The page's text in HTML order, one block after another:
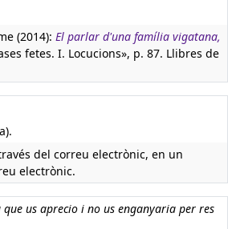
(2014): El parlar d'una família vigatana,
fetes. I. Locucions», p. 87. Llibres de
del correu electrònic, en un
electrònic.
us aprecio i no us enganyaria per res